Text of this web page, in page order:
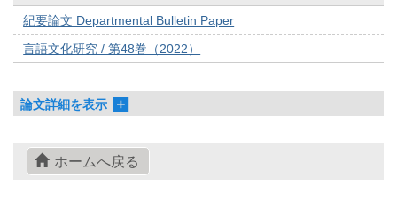
紀要論文 Departmental Bulletin Paper
言語文化研究 / 第48巻（2022）
論文詳細を表示
ホームへ戻る